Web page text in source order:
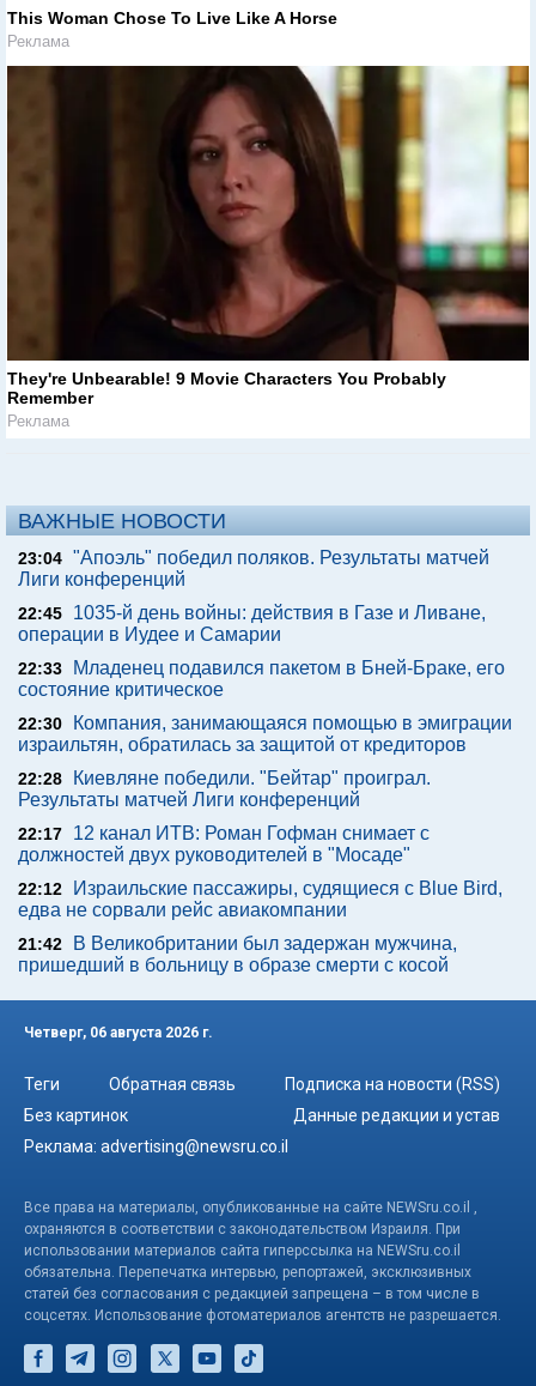
This Woman Chose To Live Like A Horse
Реклама
They're Unbearable! 9 Movie Characters You Probably
Remember
Реклама
ВАЖНЫЕ НОВОСТИ
23:04 "Апоэль" победил поляков. Результаты матчей
Лиги конференций
22:45
1035-й день войны: действия в Газе и Ливане,
операции в Иудее и Самарии
22:33
Младенец подавился пакетом в Бней-Браке, его
состояние критическое
22:30
Компания, занимающаяся помощью в эмиграции
израильтян, обратилась за защитой от кредиторов
22:28
Киевляне победили. "Бейтар" проиграл.
Результаты матчей Лиги конференций
22:17
12 канал ИТВ: Роман Гофман снимает с
должностей двух руководителей в "Мосаде"
22:12
Израильские пассажиры, судящиеся с Blue Bird,
едва не сорвали рейс авиакомпании
21:42
В Великобритании был задержан мужчина,
пришедший в больницу в образе смерти с косой
Четверг, 06 августа 2026 г.
Теги Обратная связь
Подписка на новости (RSS)
Без картинок
Данные редакции и устав
Реклама: advertising@newsru.co.il
Все права на материалы, опубликованные на сайте NEWSru.co.il ,
охраняются в соответствии с законодательством Израиля. При
использовании материалов сайта гиперссылка на NEWSru.co.il
обязательна. Перепечатка интервью, репортажей, эксклюзивных
статей без согласования с редакцией запрещена – в том числе в
соцсетях. Использование фотоматериалов агентств не разрешается.